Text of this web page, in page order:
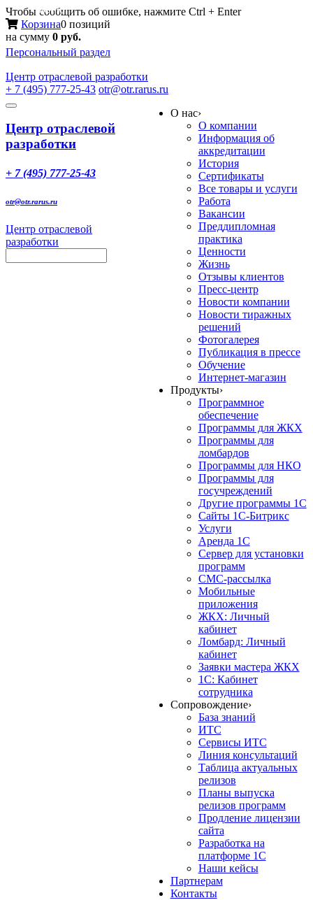
Чтобы сообщить об ошибке, нажмите Ctrl + Enter
Корзина0 позиций
на сумму 0 руб.
Персональный раздел
Центр отраслевой разработки
+ 7 (495) 777-25-43 otr@otr.rarus.ru
Toggle
Меню
Центр отраслевой
разработки
+ 7 (495) 777-25-43
otr@otr.rarus.ru
Центр отраслевой
разработки
О нас›
О компании
Информация об
аккредитации
История
Сертификаты
Все товары и услуги
Работа
Вакансии
Преддипломная
практика
Ценности
Жизнь
Отзывы клиентов
Пресс-центр
Новости компании
Новости тиражных
решений
Фотогалерея
Публикация в прессе
Обучение
Интернет-магазин
Продукты›
Программное
обеспечение
Программы для ЖКХ
Программы для
ломбардов
Программы для НКО
Программы для
госучреждений
Другие программы 1С
Сайты 1С-Битрикс
Услуги
Аренда 1С
Сервер для установки
программ
СМС-рассылка
Мобильные
приложения
ЖКХ: Личный
кабинет
Ломбард: Личный
кабинет
Заявки мастера ЖКХ
1С: Кабинет
сотрудника
Сопровождение›
База знаний
ИТС
Сервисы ИТС
Линия консультаций
Таблица актуальных
релизов
Планы выпуска
релизов программ
Продление лицензии
сайта
Разработка на
платформе 1С
Наши кейсы
Партнерам
Контакты